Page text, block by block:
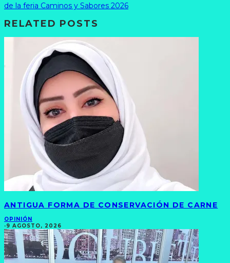
de la feria Caminos y Sabores 2026
RELATED POSTS
ANTIGUA FORMA DE CONSERVACIÓN DE CARNE
OPINIÓN
·9 AGOSTO, 2026